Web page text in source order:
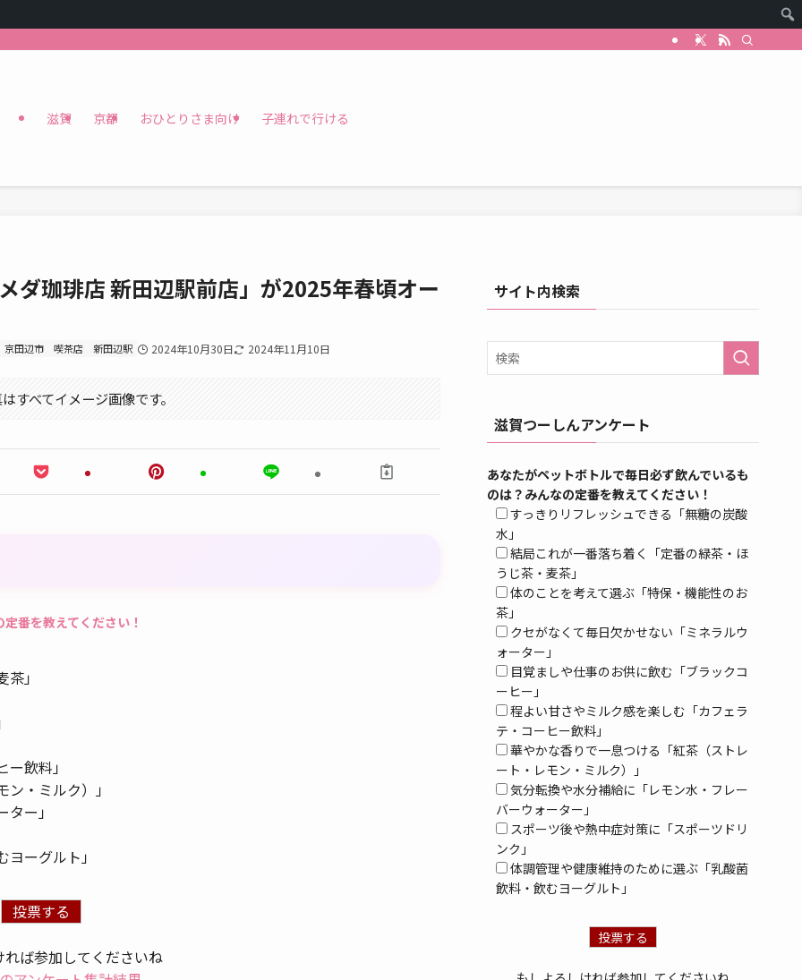
滋賀 京都 おひとりさま向け 子連れで行ける
ダ珈琲店 新田辺駅前店」が2025年春頃オー
京田辺市 喫茶店 新田辺駅 2024年10月30日 2024年11月10日
すべてイメージ画像です。
番を教えてください！
」
飲料」
・ミルク）」
ー」
ーグルト」
ば参加してくださいね
サイト内検索
滋賀つーしんアンケート
あなたがペットボトルで毎日必ず飲んでいるも
のは？みんなの定番を教えてください！
すっきりリフレッシュできる「無糖の炭酸
水」
結局これが一番落ち着く「定番の緑茶・ほ
うじ茶・麦茶」
体のことを考えて選ぶ「特保・機能性のお
茶」
クセがなくて毎日欠かせない「ミネラルウ
ォーター」
目覚ましや仕事のお供に飲む「ブラックコ
ーヒー」
程よい甘さやミルク感を楽しむ「カフェラ
テ・コーヒー飲料」
華やかな香りで一息つける「紅茶（ストレ
ート・レモン・ミルク）」
気分転換や水分補給に「レモン水・フレー
バーウォーター」
スポーツ後や熱中症対策に「スポーツドリ
ンク」
体調管理や健康維持のために選ぶ「乳酸菌
飲料・飲むヨーグルト」